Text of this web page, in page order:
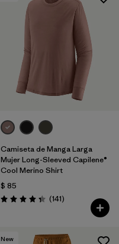
Camiseta de Manga Larga
Mujer Long-Sleeved Capilene®
Cool Merino Shirt
$ 85
Valoración: 4.4 / 5
(141Comentarios
)
New